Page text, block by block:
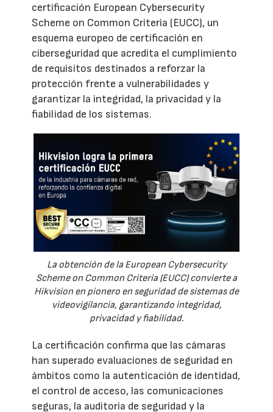
certificación European Cybersecurity
Scheme on Common Criteria (EUCC), un
esquema europeo de certificación en
ciberseguridad que acredita el cumplimiento
de requisitos destinados a reforzar la
protección frente a vulnerabilidades y
garantizar la integridad, la privacidad y la
fiabilidad de los sistemas.
La obtención de la European Cybersecurity
Scheme on Common Criteria (EUCC) convierte a
Hikvision en pionero en seguridad de sistemas de
videovigilancia, garantizando integridad,
privacidad y fiabilidad.
La certificación confirma que las cámaras
han superado evaluaciones de seguridad en
ámbitos como la autenticación de identidad,
el control de acceso, las comunicaciones
seguras, la auditoría de seguridad y la